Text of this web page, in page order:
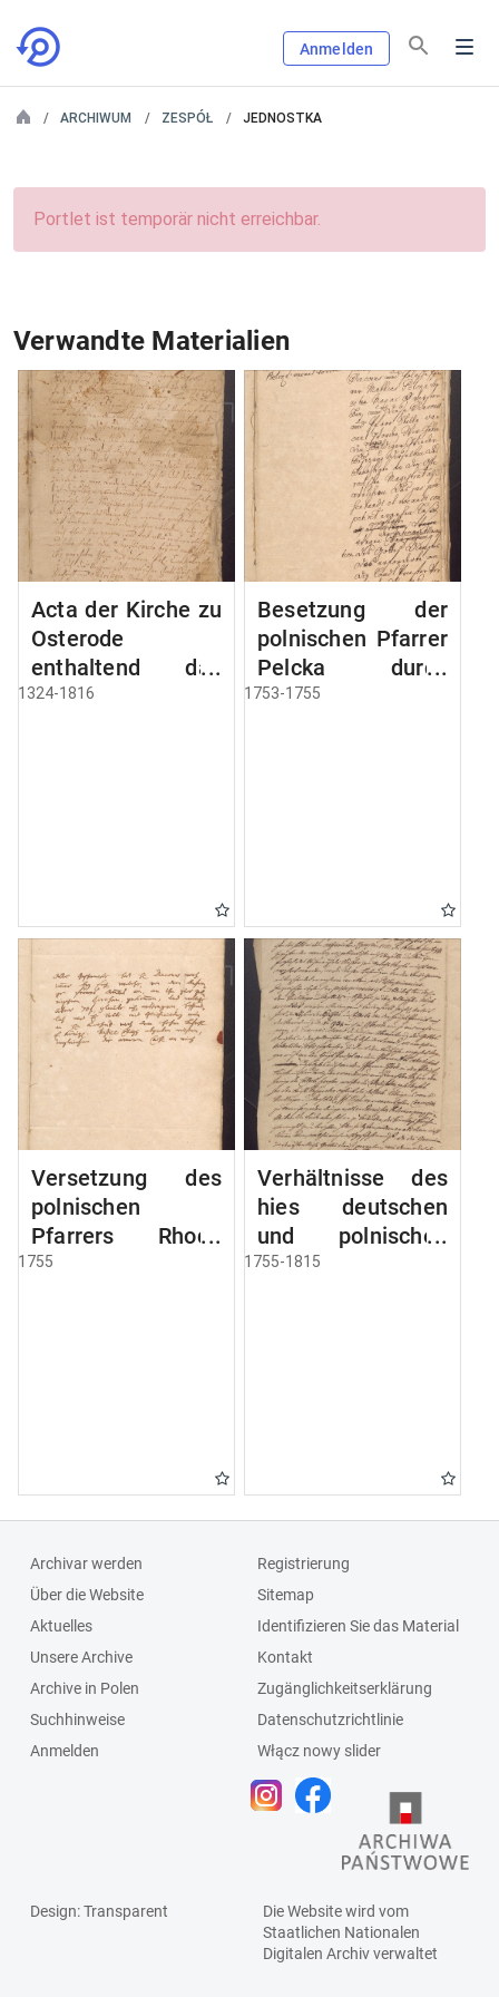
Anmelden
ARCHIWUM ZESPÓŁ JEDNOSTKA
Portlet ist temporär nicht erreichbar.
Verwandte Materialien
Acta der Kirche zu
Osterode
enthaltend das
Privilegium der
1324-1816
Besetzung der
polnischen Pfarrer
Pelcka durch
Roektor Rhode
1753-1755
Versetzung des
polnischen
Pfarrers Rhode
nach Deutsch
1755
Verhältnisse des
hies deutschen
und polnischen
Pfarrers
1755-1815
Archivar werden
Über die Website
Aktuelles
Unsere Archive
Archive in Polen
Suchhinweise
Anmelden
Registrierung
Sitemap
Identifizieren Sie das Material
Kontakt
Zugänglichkeitserklärung
Datenschutzrichtlinie
Włącz nowy slider
Design: Transparent
Die Website wird vom
Staatlichen Nationalen
Digitalen Archivverwaltet